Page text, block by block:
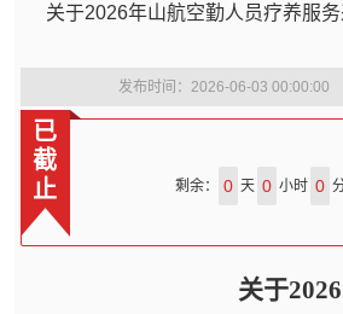
关于2026年山航空勤人员疗养服
发布时间：2026-06-03 00:00:00
已
截
止
剩余： 0 天 0 小时 0
关于